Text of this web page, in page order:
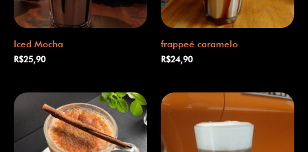
Iced Mocha
R$25,90
frappeé caramelo
R$24,90